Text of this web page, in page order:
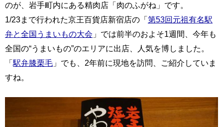
のが、岩手町内にある精肉店「肉のふがね」です。
1/23まで行われた京王百貨店新宿店の「第53回元祖有名駅
弁と全国うまいもの大会 」では前半のおよそ1週間、今年も
全国の“うまいもの”のエリアに出店、人気を博しました。
「駅弁膝栗毛 」でも、2年前に現地を訪問、ご紹介していま
すね。